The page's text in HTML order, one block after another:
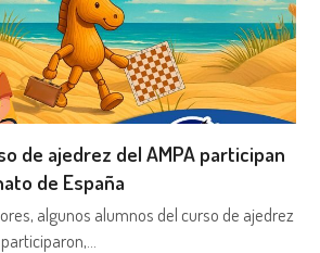
de ajedrez del AMPA participan
de España
algunos alumnos del curso de ajedrez